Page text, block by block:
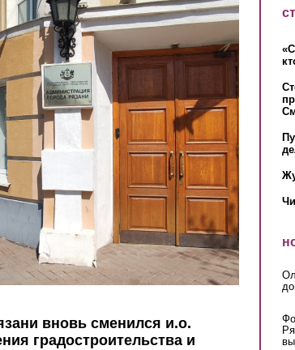
вновь сменился и.о.
градостроительства и